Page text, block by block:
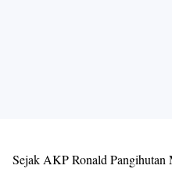
Sejak AKP Ronald Pangihutan